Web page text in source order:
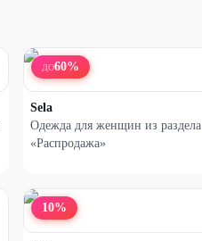
ДО60%
Sela
Одежда для женщин из раздела
«Распродажа»
10%